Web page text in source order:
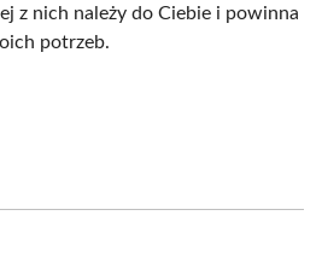
z nich należy do Ciebie i powinna
potrzeb.